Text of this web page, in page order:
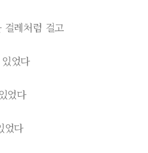
걸레처럼 걸고
었다
었다
었다